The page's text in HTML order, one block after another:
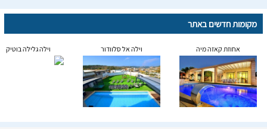
מקומות חדשים באתר
אחוזת קאזה מיה וילה אל סלוודור וילה גלילה בוטיק